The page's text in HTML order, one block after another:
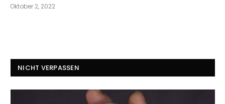
Oktober 2, 2022
NICHT VERPASSEN